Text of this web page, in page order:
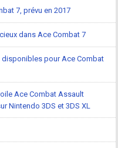
7, prévu en 2017
dans Ace Combat 7
pour Ace Combat
Ace Combat Assault
Nintendo 3DS et 3DS XL